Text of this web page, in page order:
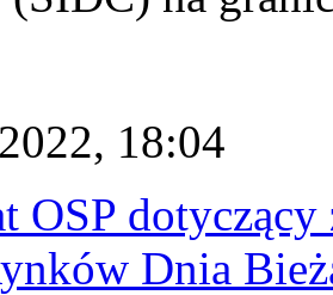
18:04
OSP dotyczący
Dnia